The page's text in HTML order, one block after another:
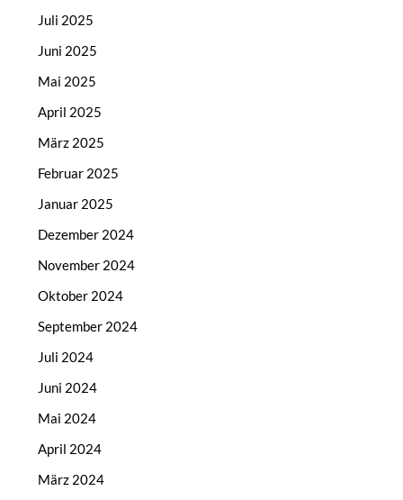
Juli 2025
Juni 2025
Mai 2025
April 2025
März 2025
Februar 2025
Januar 2025
Dezember 2024
November 2024
Oktober 2024
September 2024
Juli 2024
Juni 2024
Mai 2024
April 2024
März 2024